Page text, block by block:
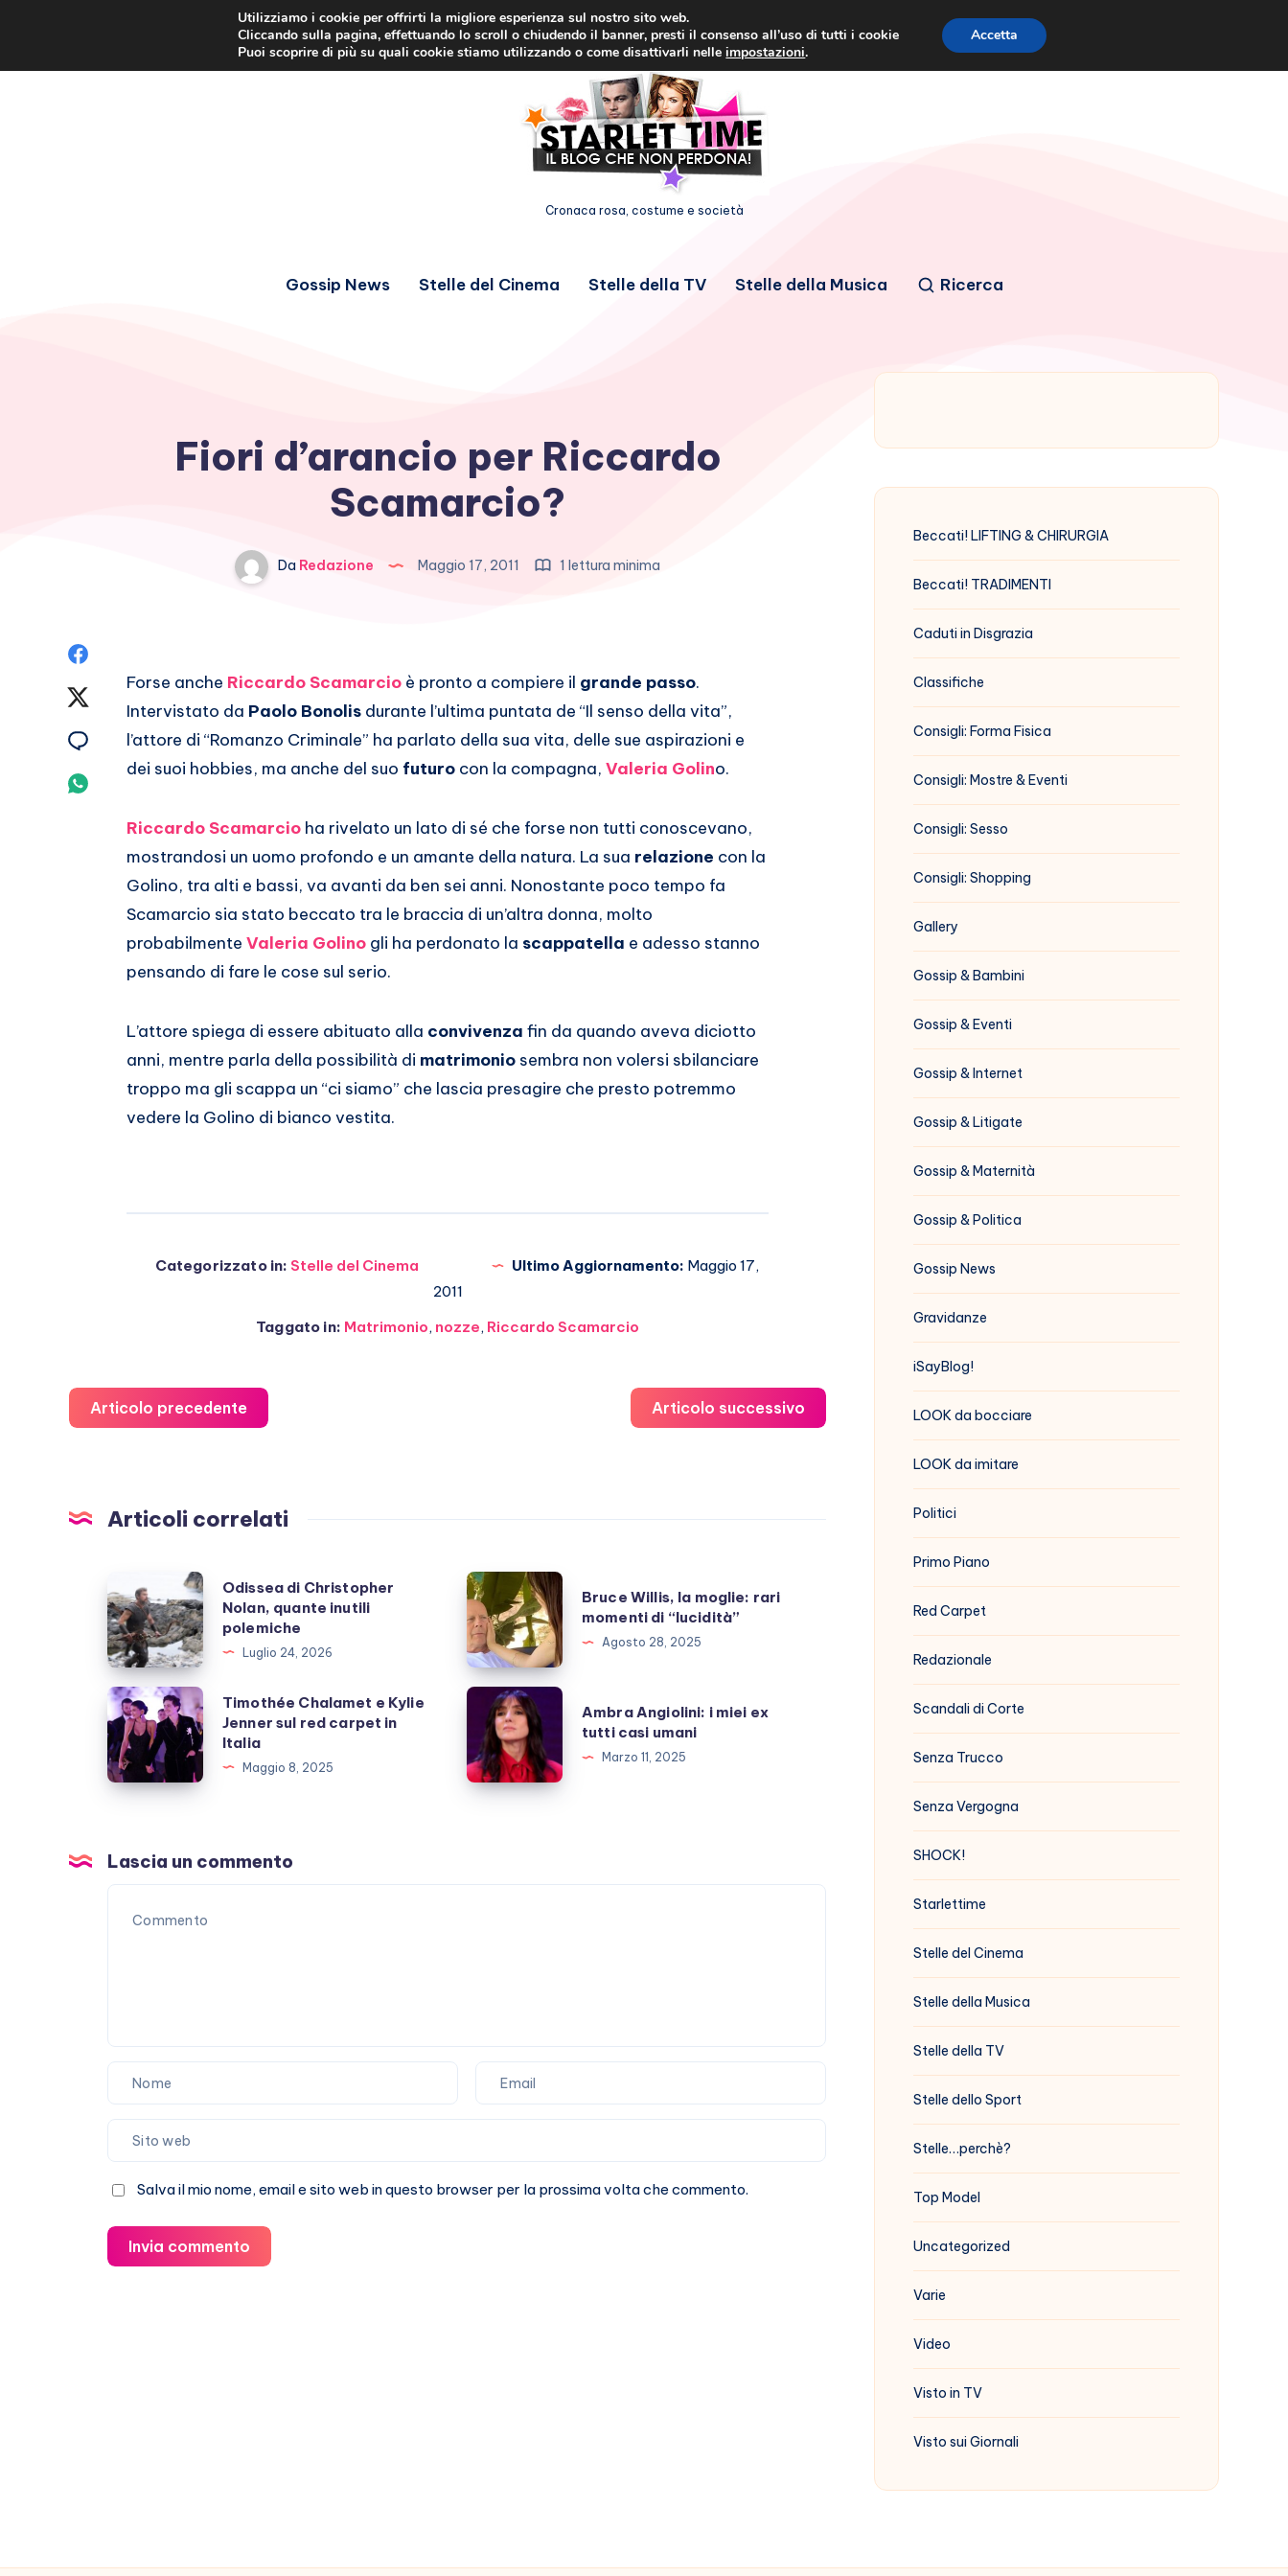
Cronaca rosa, costume e società
Gossip News Stelle del Cinema Stelle della TV Stelle della Musica Ricerca
Fiori d’arancio per Riccardo
Scamarcio?
Da Redazione Maggio 17, 2011 1 lettura minima
Facebook
Twitter
Condividi
Whatsapp
Forse anche Riccardo Scamarcio è pronto a compiere il grande passo.
Intervistato da Paolo Bonolis durante l’ultima puntata de “Il senso della vita”,
l’attore di “Romanzo Criminale” ha parlato della sua vita, delle sue aspirazioni e
dei suoi hobbies, ma anche del suo futuro con la compagna, Valeria Golino.
Riccardo Scamarcio ha rivelato un lato di sé che forse non tutti conoscevano,
mostrandosi un uomo profondo e un amante della natura. La sua relazione con la
Golino, tra alti e bassi, va avanti da ben sei anni. Nonostante poco tempo fa
Scamarcio sia stato beccato tra le braccia di un’altra donna, molto
probabilmente Valeria Golino gli ha perdonato la scappatella e adesso stanno
pensando di fare le cose sul serio.
L’attore spiega di essere abituato alla convivenza fin da quando aveva diciotto
anni, mentre parla della possibilità di matrimonio sembra non volersi sbilanciare
troppo ma gli scappa un “ci siamo” che lascia presagire che presto potremmo
vedere la Golino di bianco vestita.
Categorizzato in: Stelle del Cinema Ultimo Aggiornamento: Maggio 17,
2011
Taggato in: Matrimonio, nozze, Riccardo Scamarcio
Articolo precedente Articolo successivo
Articoli correlati
Odissea
di
Christopher
Nolan,
quante
inutili
polemiche
Odissea di Christopher
Nolan, quante inutili
polemiche
Luglio 24, 2026
Bruce
Willis,
la
moglie:
rari
momenti
di
“lucidità”
Bruce Willis, la moglie: rari
momenti di “lucidità”
Agosto 28, 2025
Timothée
Chalamet
e
Kylie
red
carpet
Timothée Chalamet e Kylie
Jenner sul red carpet in
Italia
Maggio 8, 2025
Ambra
Angiolini:
i
miei
umani
Ambra Angiolini: i miei ex
tutti casi umani
Marzo 11, 2025
Lascia un commento
Salva il mio nome, email e sito web in questo browser per la prossima volta che commento.
Invia commento
Beccati! LIFTING & CHIRURGIA
Beccati! TRADIMENTI
Caduti in Disgrazia
Classifiche
Consigli: Forma Fisica
Consigli: Mostre & Eventi
Consigli: Sesso
Consigli: Shopping
Gallery
Gossip & Bambini
Gossip & Eventi
Gossip & Internet
Gossip & Litigate
Gossip & Maternità
Gossip & Politica
Gossip News
Gravidanze
iSayBlog!
LOOK da bocciare
LOOK da imitare
Politici
Primo Piano
Red Carpet
Redazionale
Scandali di Corte
Senza Trucco
Senza Vergogna
SHOCK!
Starlettime
Stelle del Cinema
Stelle della Musica
Stelle della TV
Stelle dello Sport
Stelle…perchè?
Top Model
Uncategorized
Varie
Video
Visto in TV
Visto sui Giornali
Utilizziamo i cookie per offrirti la migliore esperienza sul nostro sito web.
Cliccando sulla pagina, effettuando lo scroll o chiudendo il banner, presti il consenso all’uso di tutti i cookie
Puoi scoprire di più su quali cookie stiamo utilizzando o come disattivarli nelleimpostazioni.
Accetta